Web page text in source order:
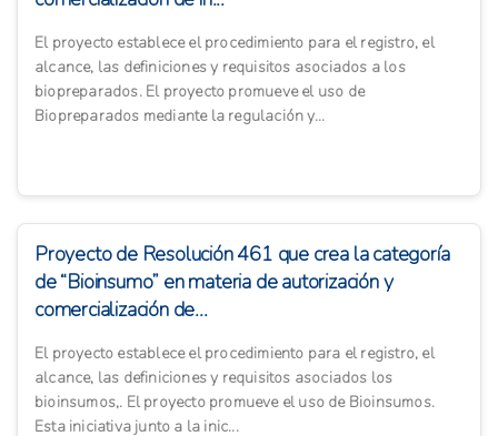
El proyecto establece el procedimiento para el registro, el
alcance, las definiciones y requisitos asociados a los
biopreparados. El proyecto promueve el uso de
Biopreparados mediante la regulación y...
Proyecto de Resolución 461 que crea la categoría
de “Bioinsumo” en materia de autorización y
comercialización de...
El proyecto establece el procedimiento para el registro, el
alcance, las definiciones y requisitos asociados los
bioinsumos,. El proyecto promueve el uso de Bioinsumos.
Esta iniciativa junto a la inic...